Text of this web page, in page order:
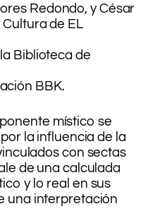
Redondo, y César
de EL
Biblioteca de
BBK.
místico se
la influencia de la
con sectas
de una calculada
y lo real en sus
una interpretación